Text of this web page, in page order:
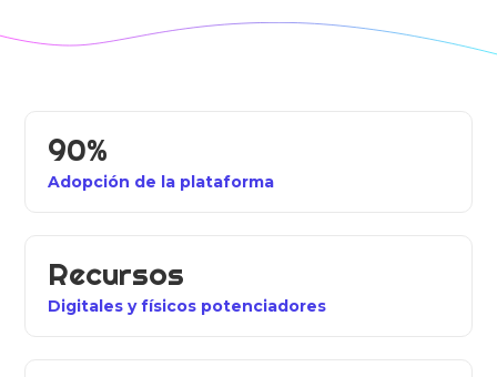
90%
Adopción de la plataforma
Recursos
Digitales y físicos potenciadores